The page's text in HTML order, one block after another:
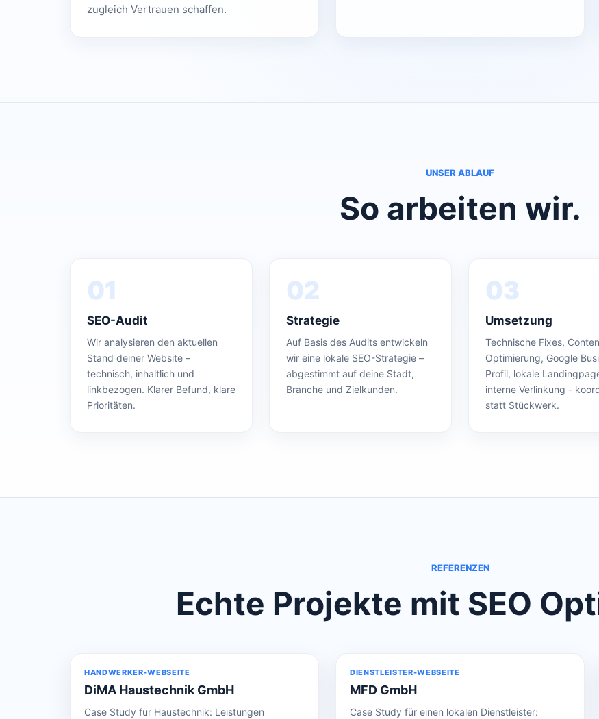
zugleich Vertrauen schaffen.
UNSER ABLAUF
So arbeiten wir.
01
SEO-Audit
Wir analysieren den aktuellen
Stand deiner Website –
technisch, inhaltlich und
linkbezogen. Klarer Befund, klare
Prioritäten.
02
Strategie
Auf Basis des Audits entwickeln
wir eine lokale SEO-Strategie –
abgestimmt auf deine Stadt,
Branche und Zielkunden.
03
Umsetzung
Technische Fixes,
Optimierung, Google
Profil, lokale
interne Verlinkung -
statt Stückwerk.
REFERENZEN
Echte Projekte mit SEO
HANDWERKER-WEBSEITE
DiMA Haustechnik GmbH
Case Study für Haustechnik: Leistungen
DIENSTLEISTER-WEBSEITE
MFD GmbH
Case Study für einen lokalen Dienstleister: